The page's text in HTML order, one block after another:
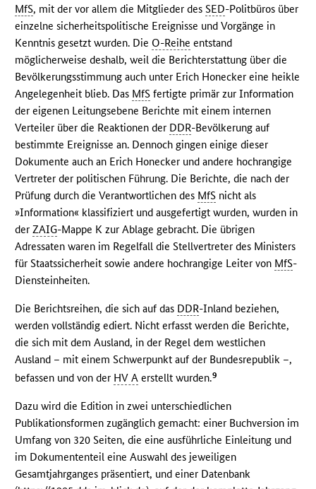
MfS, mit der vor allem die Mitglieder desSED-Politbüros über
einzelne sicherheitspolitische Ereignisse und Vorgänge in
Kenntnis gesetzt wurden. Die O-Reihe entstand
möglicherweise deshalb, weil die Berichterstattung über die
Bevölkerungsstimmung auch unter Erich Honecker eine heikle
Angelegenheit blieb. Das MfS fertigte primär zur Information
der eigenen Leitungsebene Berichte mit einem internen
Verteiler über die Reaktionen der DDR-Bevölkerung auf
bestimmte Ereignisse an. Dennoch gingen einige dieser
Dokumente auch an Erich Honecker und andere hochrangige
Vertreter der politischen Führung. Die Berichte, die nach der
Prüfung durch die Verantwortlichen des MfS nicht als
»Information« klassifiziert und ausgefertigt wurden, wurden in
derZAIG-Mappe K zur Ablage gebracht. Die übrigen
Adressaten waren im Regelfall die Stellvertreter des Ministers
für Staatssicherheit sowie andere hochrangige Leiter von MfS-
Diensteinheiten.
Die Berichtsreihen, die sich auf das DDR-Inland beziehen,
werden vollständig ediert. Nicht erfasst werden die Berichte,
die sich mit dem Ausland, in der Regel dem westlichen
Ausland – mit einem Schwerpunkt auf der Bundesrepublik –,
befassen und von der HV A erstellt wurden.9
Dazu wird die Edition in zwei unterschiedlichen
Publikationsformen zugänglich gemacht: einer Buchversion im
Umfang von 320 Seiten, die eine ausführliche Einleitung und
im Dokumententeil eine Auswahl des jeweiligen
Gesamtjahrganges präsentiert, und einer Datenbank